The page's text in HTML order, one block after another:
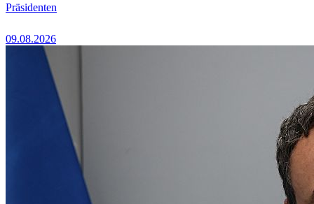
Präsidenten
09.08.2026